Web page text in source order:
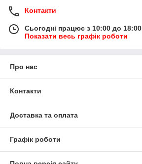
Контакти
Сьогодні працює з 10:00 до 18:00
Показати весь графік роботи
Про нас
Контакти
Доставка та оплата
Графік роботи